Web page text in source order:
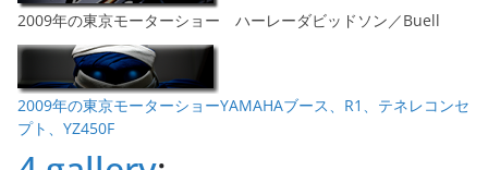
2009年の東京モーターショー ハーレーダビッドソン／Buell
2009年の東京モーターショーYAMAHAブース、R1、テネレコンセ
プト、YZ450F